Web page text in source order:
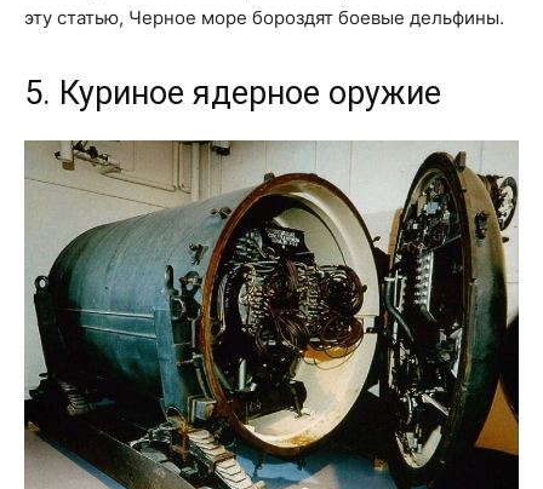
эту статью, Черное море бороздят боевые дельфины.
5. Куриное ядерное оружие